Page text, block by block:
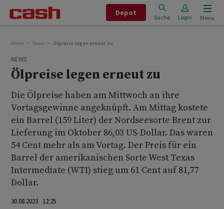
Depot
Suche Login Menu
Home News Ölpreise legen erneut zu
NEWS
Ölpreise legen erneut zu
Die Ölpreise haben am Mittwoch an ihre
Vortagsgewinne angeknüpft. Am Mittag kostete
ein Barrel (159 Liter) der Nordseesorte Brent zur
Lieferung im Oktober 86,03 US-Dollar. Das waren
54 Cent mehr als am Vortag. Der Preis für ein
Barrel der amerikanischen Sorte West Texas
Intermediate (WTI) stieg um 61 Cent auf 81,77
Dollar.
30.08.2023 12:25